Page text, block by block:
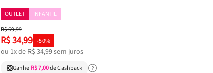
OUTLET
INFANTIL
R$69,99
R$34,99 -50%
ou 1x de R$ 34,99sem juros
GanheR$ 7,00de Cashback